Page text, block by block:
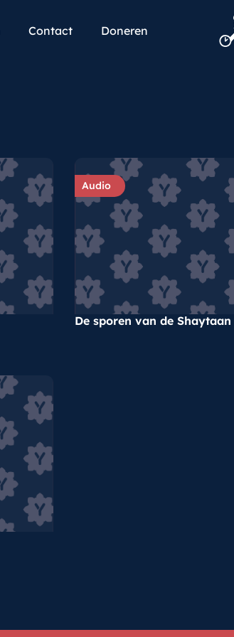
Contact Doneren
Audio
De sporen van de Shaytaan